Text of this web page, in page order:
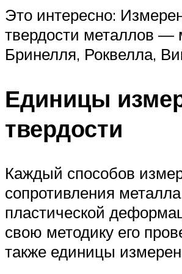
Это интересно:
твердости металлов —
Бринелля, Роквелла,
Единицы
твердости
Каждый способов
сопротивления
пластической
свою методику его
также единицы